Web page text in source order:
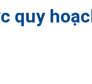
quy